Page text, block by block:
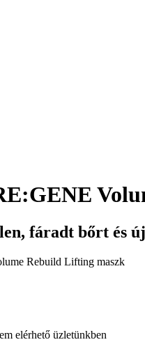
fáradt bőrt és
Rebuild Lifting maszk
elérhető üzletünkben